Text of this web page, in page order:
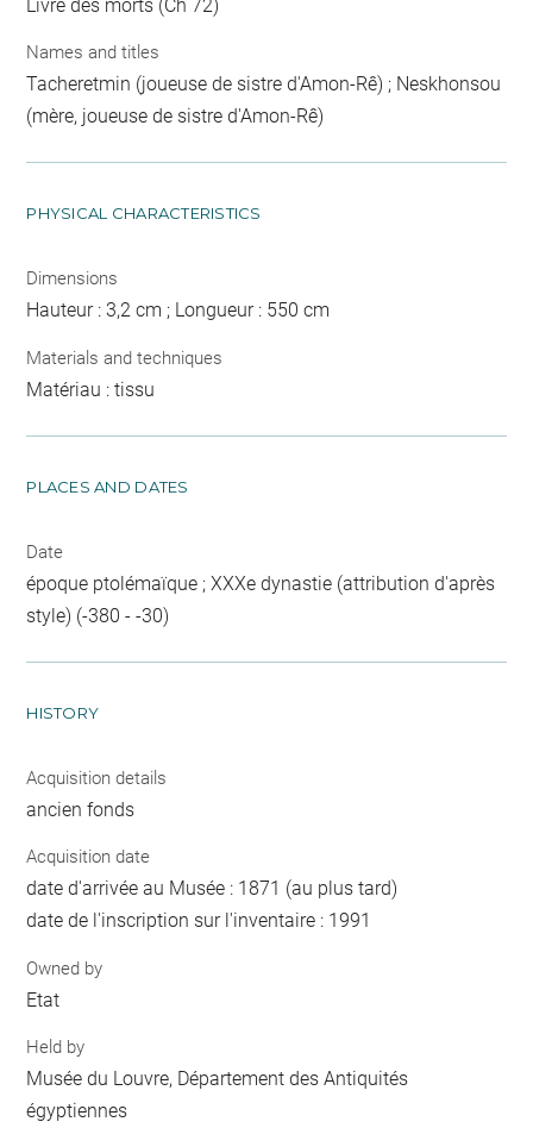
Livre des morts (Ch 72)
Names and titles
Tacheretmin (joueuse de sistre d'Amon-Rê) ; Neskhonsou
(mère, joueuse de sistre d'Amon-Rê)
PHYSICAL CHARACTERISTICS
Dimensions
Hauteur : 3,2 cm ; Longueur : 550 cm
Materials and techniques
Matériau : tissu
PLACES AND DATES
Date
époque ptolémaïque ; XXXe dynastie (attribution d'après
style) (-380 - -30)
HISTORY
Acquisition details
ancien fonds
Acquisition date
date d'arrivée au Musée : 1871 (au plus tard)
date de l'inscription sur l'inventaire : 1991
Owned by
Etat
Held by
Musée du Louvre, Département des Antiquités
égyptiennes